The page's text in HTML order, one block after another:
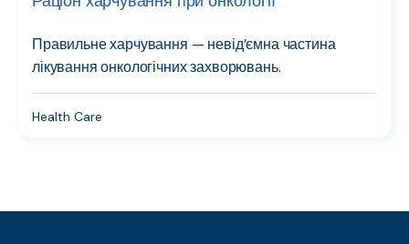
Правильне харчування — невід’ємна частина
лікування онкологічних захворювань.
Health Care